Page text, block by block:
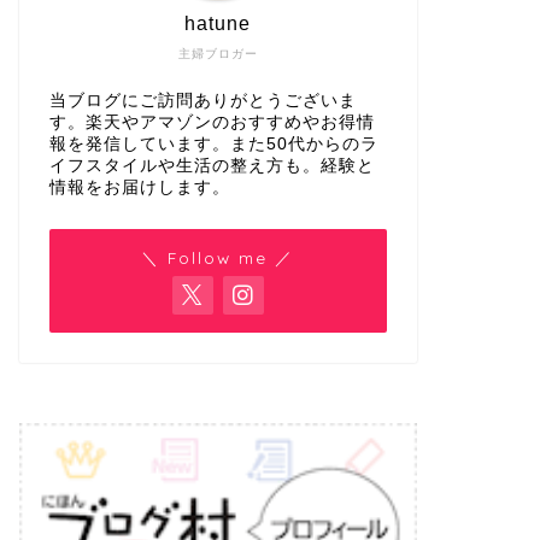
主婦ブロガー
hatune
当ブログにご訪問ありがとうございま
す。楽天やアマゾンのおすすめやお得情
報を発信しています。また50代からのラ
イフスタイルや生活の整え方も。経験と
情報をお届けします。
＼ Follow me ／